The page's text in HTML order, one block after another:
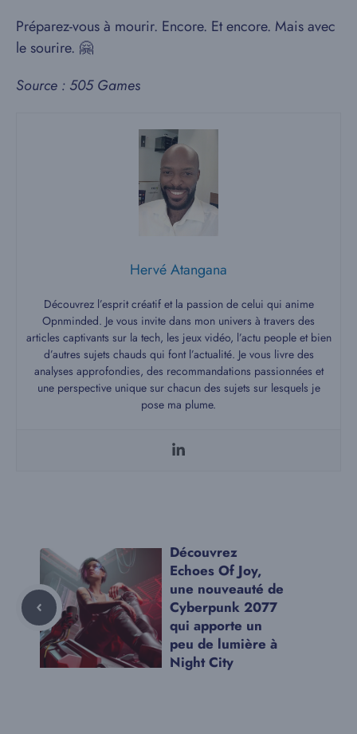
Préparez-vous à mourir. Encore. Et encore. Mais avec
le sourire. 🤗
Source : 505 Games
Hervé Atangana
Découvrez l’esprit créatif et la passion de celui qui anime
Opnminded. Je vous invite dans mon univers à travers des
articles captivants sur la tech, les jeux vidéo, l’actu people et bien
d’autres sujets chauds qui font l’actualité. Je vous livre des
analyses approfondies, des recommandations passionnées et
une perspective unique sur chacun des sujets sur lesquels je
pose ma plume.
Découvrez
Echoes Of Joy,
une nouveauté de
Cyberpunk 2077
qui apporte un
peu de lumière à
Night City